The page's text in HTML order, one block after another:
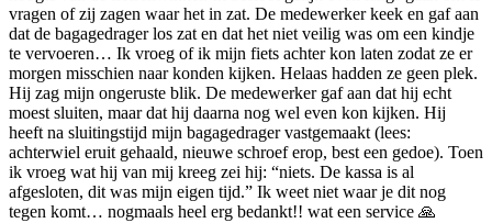
vragen of zij zagen waar het in zat. De medewerker keek en gaf aan
dat de bagagedrager los zat en dat het niet veilig was om een kindje
te vervoeren… Ik vroeg of ik mijn fiets achter kon laten zodat ze er
morgen misschien naar konden kijken. Helaas hadden ze geen plek.
Hij zag mijn ongeruste blik. De medewerker gaf aan dat hij echt
moest sluiten, maar dat hij daarna nog wel even kon kijken. Hij
heeft na sluitingstijd mijn bagagedrager vastgemaakt (lees:
achterwiel eruit gehaald, nieuwe schroef erop, best een gedoe). Toen
ik vroeg wat hij van mij kreeg zei hij: “niets. De kassa is al
afgesloten, dit was mijn eigen tijd.” Ik weet niet waar je dit nog
tegen komt… nogmaals heel erg bedankt!! wat een service 🙏